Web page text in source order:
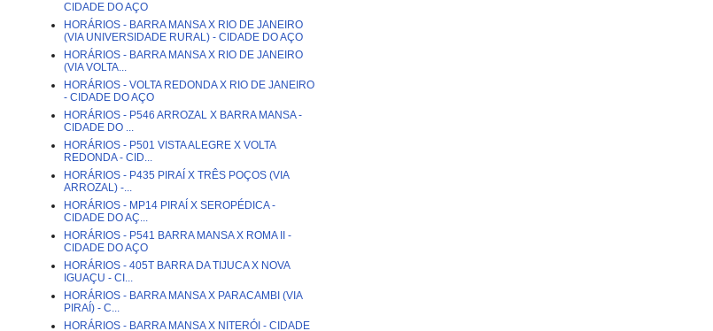
CIDADE DO AÇO
HORÁRIOS - BARRA MANSA X RIO DE JANEIRO
(VIA UNIVERSIDADE RURAL) - CIDADE DO AÇO
HORÁRIOS - BARRA MANSA X RIO DE JANEIRO
(VIA VOLTA...
HORÁRIOS - VOLTA REDONDA X RIO DE JANEIRO
- CIDADE DO AÇO
HORÁRIOS - P546 ARROZAL X BARRA MANSA -
CIDADE DO ...
HORÁRIOS - P501 VISTA ALEGRE X VOLTA
REDONDA - CID...
HORÁRIOS - P435 PIRAÍ X TRÊS POÇOS (VIA
ARROZAL) -...
HORÁRIOS - MP14 PIRAÍ X SEROPÉDICA -
CIDADE DO AÇ...
HORÁRIOS - P541 BARRA MANSA X ROMA II -
CIDADE DO AÇO
HORÁRIOS - 405T BARRA DA TIJUCA X NOVA
IGUAÇU - CI...
HORÁRIOS - BARRA MANSA X PARACAMBI (VIA
PIRAÍ) - C...
HORÁRIOS - BARRA MANSA X NITERÓI - CIDADE